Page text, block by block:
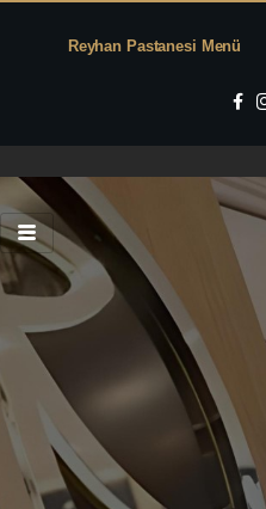
Reyhan Pastanesi Menü